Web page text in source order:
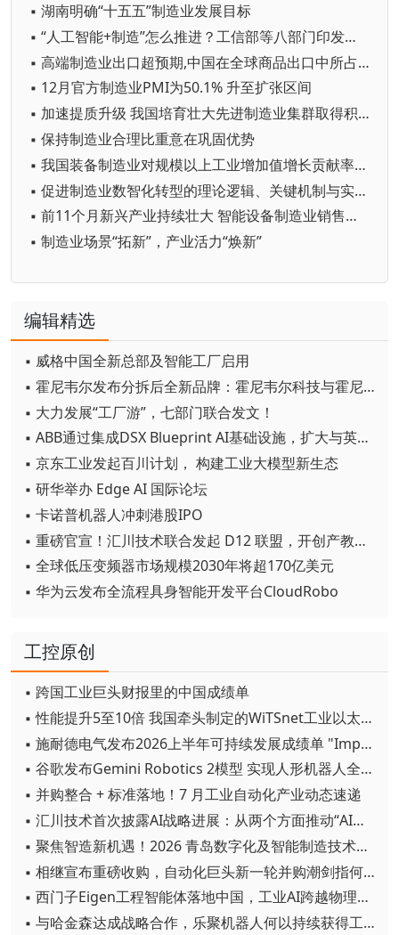
▪ 湖南明确“十五五”制造业发展目标
▪ “人工智能+制造”怎么推进？工信部等八部门印发专项行动实施意见
▪ 高端制造业出口超预期,中国在全球商品出口中所占份额有望持续增加
▪ 12月官方制造业PMI为50.1% 升至扩张区间
▪ 加速提质升级 我国培育壮大先进制造业集群取得积极进展
▪ 保持制造业合理比重意在巩固优势
▪ 我国装备制造业对规模以上工业增加值增长贡献率达59.4%
▪ 促进制造业数智化转型的理论逻辑、关键机制与实践路径
▪ 前11个月新兴产业持续壮大 智能设备制造业销售收入同比增长28.2%
▪ 制造业场景“拓新”，产业活力“焕新”
编辑精选
▪ 威格中国全新总部及智能工厂启用
▪ 霍尼韦尔发布分拆后全新品牌：霍尼韦尔科技与霍尼韦尔航空航天
▪ 大力发展“工厂游”，七部门联合发文！
▪ ABB通过集成DSX Blueprint AI基础设施，扩大与英伟达的合作
▪ 京东工业发起百川计划， 构建工业大模型新生态
▪ 研华举办 Edge AI 国际论坛
▪ 卡诺普机器人冲刺港股IPO
▪ 重磅官宣！汇川技术联合发起 D12 联盟，开创产教融合新范式
▪ 全球低压变频器市场规模2030年将超170亿美元
▪ 华为云发布全流程具身智能开发平台CloudRobo
工控原创
▪ 跨国工业巨头财报里的中国成绩单
▪ 性能提升5至10倍 我国牵头制定的WiTSnet工业以太网国际标准正式发布
▪ 施耐德电气发布2026上半年可持续发展成绩单 "Impact 2030"路线图开局稳健
▪ 谷歌发布Gemini Robotics 2模型 实现人形机器人全身智能控制突破
▪ 并购整合 + 标准落地！7 月工业自动化产业动态速递
▪ 汇川技术首次披露AI战略进展：从两个方面推动“AI业务化”落地
▪ 聚焦智造新机遇！2026 青岛数字化及智能制造技术论坛圆满落幕
▪ 相继宣布重磅收购，自动化巨头新一轮并购潮剑指何方？
▪ 西门子Eigen工程智能体落地中国，工业AI跨越物理世界“确定性”拐点
▪ 与哈金森达成战略合作，乐聚机器人何以持续获得工业巨头青睐？